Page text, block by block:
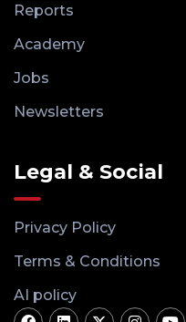
Reports
Academy
Jobs
Newsletters
Legal & Social
Privacy Policy
Terms & Conditions
AI policy